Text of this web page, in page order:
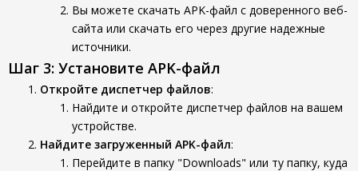
Вы можете скачать APK-файл с доверенного веб-
сайта или скачать его через другие надежные
источники.
Шаг 3: Установите APK-файл
Откройте диспетчер файлов:
Найдите и откройте диспетчер файлов на вашем
устройстве.
Найдите загруженный APK-файл:
Перейдите в папку "Downloads" или ту папку, куда